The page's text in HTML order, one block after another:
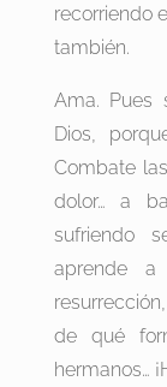
recorriendo
también.
Ama. Pues
Dios,
Combate
dolor… a
sufriendo
aprende
de qué
hermanos…